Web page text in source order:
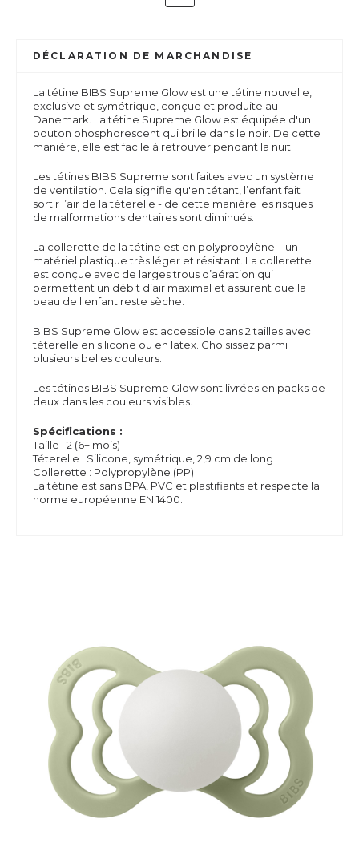
DÉCLARATION DE MARCHANDISE
La tétine BIBS Supreme Glow est une tétine nouvelle,
exclusive et symétrique, conçue et produite au
Danemark. La tétine Supreme Glow est équipée d'un
bouton phosphorescent qui brille dans le noir. De cette
manière, elle est facile à retrouver pendant la nuit.
Les tétines BIBS Supreme sont faites avec un système
de ventilation. Cela signifie qu'en tétant, l’enfant fait
sortir l’air de la téterelle - de cette manière les risques
de malformations dentaires sont diminués.
La collerette de la tétine est en polypropylène – un
matériel plastique très léger et résistant. La collerette
est conçue avec de larges trous d’aération qui
permettent un débit d’air maximal et assurent que la
peau de l'enfant reste sèche.
BIBS Supreme Glow est accessible dans 2 tailles avec
téterelle en silicone ou en latex. Choisissez parmi
plusieurs belles couleurs.
Les tétines BIBS Supreme Glow sont livrées en packs de
deux dans les couleurs visibles.
Spécifications :
Taille : 2 (6+ mois)
Téterelle : Silicone, symétrique, 2,9 cm de long
Collerette : Polypropylène (PP)
La tétine est sans BPA, PVC et plastifiants et respecte la
norme européenne EN 1400.